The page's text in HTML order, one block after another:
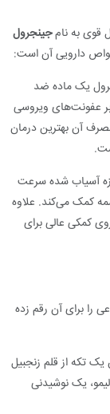
قوی به نامجینجرول
دارویی آن است:
یک ماده ضد
عفونت‌های ویروسی
آن بهترین درمان
آسیاب شده سرعت
کمک می‌کند. علاوه
کمکی عالی برای
را برای آن رقم زده
تکه از قلم زنجبیل
یک نوشیدنی